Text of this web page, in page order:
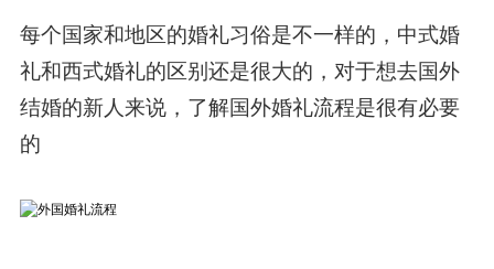
每个国家和地区的婚礼习俗是不一样的，中式婚
礼和西式婚礼的区别还是很大的，对于想去国外
结婚的新人来说，了解国外婚礼流程是很有必要
的